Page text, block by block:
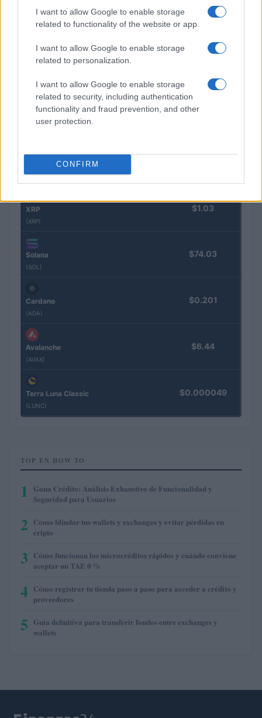
I want to allow Google to enable storage
related to functionality of the website or app.
I want to allow Google to enable storage
related to personalization.
I want to allow Google to enable storage
related to security, including authentication
functionality and fraud prevention, and other
user protection.
CONFIRM
COTIZACIONES CRYPTO
(BTC)
(BNB)
XRP
(XRP)
$1.03
Solana
(SOL)
$74.03
Cardano
(ADA)
$0.201
Avalanche
(AVAX)
$6.44
Terra Luna Classic
(LUNC)
$0.000049
TOP EN HOW TO
1
Gana Crédito: Análisis Exhaustivo de Funcionalidad y
Seguridad para Usuarios
2 Cómo blindar tus wallets y exchanges y evitar pérdidas en
cripto
3 Cómo funcionan los microcréditos rápidos y cuándo conviene
aceptar un TAE 0 %
4 Cómo registrar tu tienda paso a paso para acceder a crédito y
proveedores
5 Guía definitiva para transferir fondos entre exchanges y
wallets